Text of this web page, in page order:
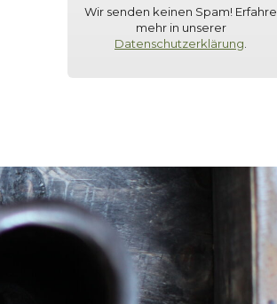
Wir senden keinen Spam! Erfahre
mehr in unserer
Datenschutzerklärung